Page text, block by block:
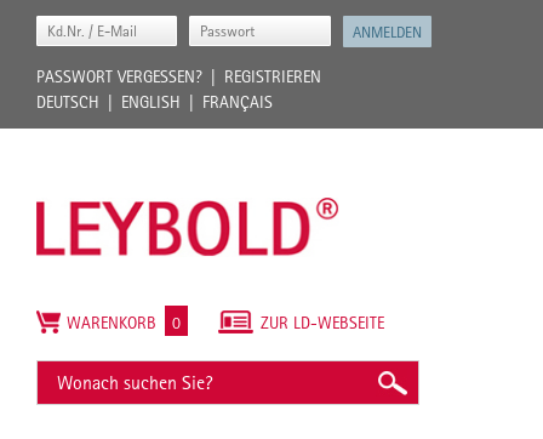
PASSWORT VERGESSEN?
REGISTRIEREN
DEUTSCH
ENGLISH FRANÇAIS
ZUR LD-WEBSEITE
WARENKORB 0